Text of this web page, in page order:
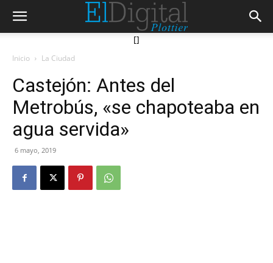
[]
Inicio La Ciudad
Castejón: Antes del
Metrobús, «se chapoteaba en
agua servida»
6 mayo, 2019